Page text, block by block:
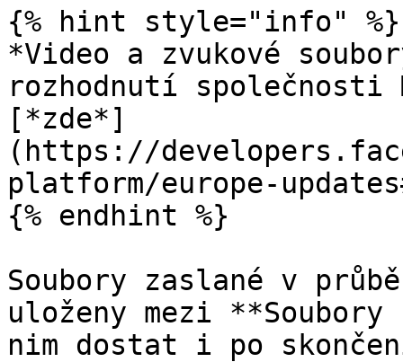
{% hint style="info" %}
*Video a zvukové
rozhodnutí
[*zde*]
(https://
platform/europe-
{% endhint %}
Soubory zaslané v
uloženy mezi
nim dostat i po